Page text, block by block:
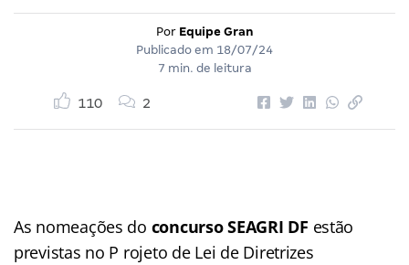
Por Equipe Gran
Publicado em 18/07/24
7 min. de leitura
110 2
As nomeações do concurso SEAGRI DF estão
previstas no P rojeto de Lei de Diretrizes